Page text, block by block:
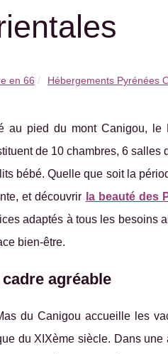
en 66 Hébergements Pyrénées
au pied du mont Canigou, le
de 10 chambres, 6 salles
bébé. Quelle que soit la
et découvrir la beauté des
adaptés à tous les besoins
bien-être.
cadre agréable
du Canigou accueille les
du XIXème siècle. Dans